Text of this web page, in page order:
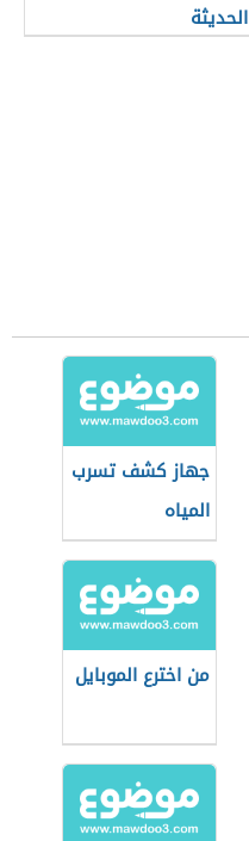
الحديثة
جهاز كشف تسرب
المياه
من اخترع الموبايل